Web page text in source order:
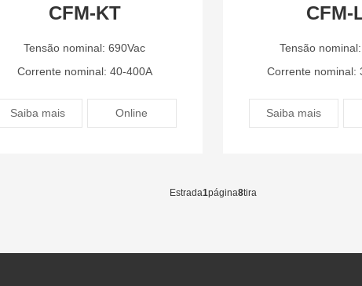
CFM-KT
Tensão nominal: 690Vac
Corrente nominal: 40-400A
Saiba mais Online
CFM-
Tensão
Corrente nominal:
Saiba mais
Estrada1página8tira